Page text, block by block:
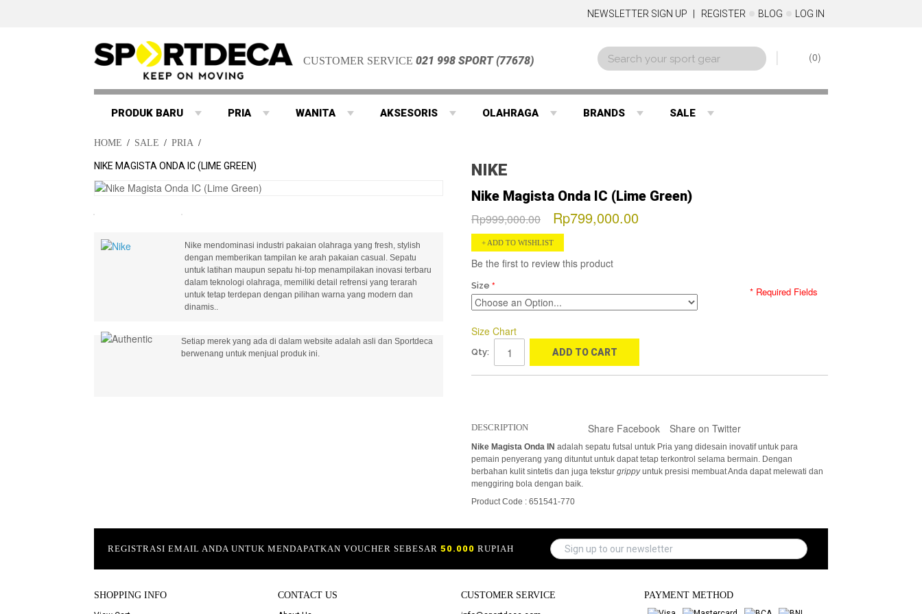
NEWSLETTER SIGN UP REGISTER BLOG LOG IN
CUSTOMER SERVICE021 998 SPORT (77678) 0
PRODUK BARU PRIA WANITA AKSESORIS OLAHRAGA BRANDS SALE
HOME / SALE / PRIA /
NIKE MAGISTA ONDA IC (LIME GREEN)
Nike mendominasi industri pakaian olahraga yang fresh, stylish
dengan memberikan tampilan ke arah pakaian casual. Sepatu
untuk latihan maupun sepatu hi-top menampilakan inovasi terbaru
dalam teknologi olahraga, memiliki detail refrensi yang terarah
untuk tetap terdepan dengan pilihan warna yang modern dan
dinamis..
Setiap merek yang ada di dalam website adalah asli dan Sportdeca
berwenang untuk menjual produk ini.
NIKE
Nike Magista Onda IC (Lime Green)
Rp999,000.00 Rp799,000.00
ADD TO WISHLIST
Be the first to review this product
Size * Required Fields
Size Chart
Qty: ADD TO CART
Share Facebook Share on Twitter
DESCRIPTION
Nike Magista Onda IN adalah sepatu futsal untuk Pria yang didesain inovatif untuk para
pemain penyerang yang dituntut untuk dapat tetap terkontrol selama bermain. Dengan
berbahan kulit sintetis dan juga tekstur grippyuntuk presisi membuat Anda dapat melewati dan
menggiring bola dengan baik.
Product Code : 651541-770
REGISTRASI EMAIL ANDA UNTUK MENDAPATKAN VOUCHER SEBESAR50.000 RUPIAH
SHOPPING INFO CONTACT US CUSTOMER SERVICE PAYMENT METHOD